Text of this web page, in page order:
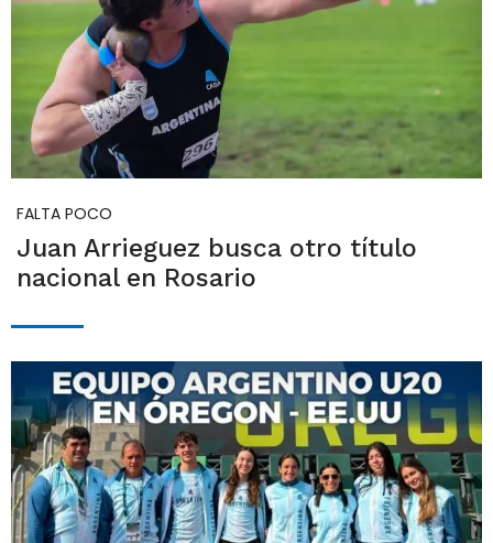
FALTA POCO
Juan Arrieguez busca otro título
nacional en Rosario